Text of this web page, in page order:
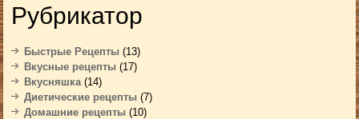
Рубрикатор
Быстрые Рецепты (13)
Вкусные рецепты (17)
Вкусняшка(14)
Диетические рецепты (7)
Домашние рецепты (10)